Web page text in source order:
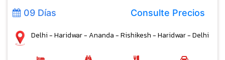
09 Días Consulte Precios
Delhi - Haridwar - Ananda - Rishikesh - Haridwar - Delhi